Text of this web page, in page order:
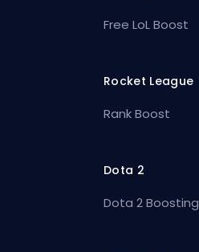
Free LoL Boost
Rocket League
Rank Boost
Dota 2
Dota 2 Boosting